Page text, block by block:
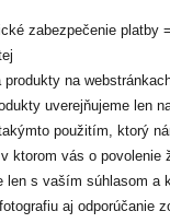
zabezpečenie platby
produkty na
uverejňujeme len
použitím, ktorý
ktorom vás o povolenie
len s vaším súhlasom a
aj odporúčanie